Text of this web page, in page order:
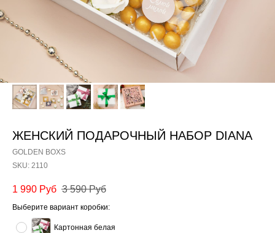
ЖЕНСКИЙ ПОДАРОЧНЫЙ НАБОР DIANA
GOLDEN BOXS
SKU: 2110
1 990 Руб 3 590 Руб
Выберите вариант коробки:
Картонная белая